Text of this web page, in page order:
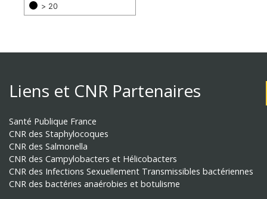
> 20
Liens et CNR Partenaires
Santé Publique France
CNR des Staphylocoques
CNR des Salmonella
CNR des Campylobacters et Hélicobacters
CNR des Infections Sexuellement Transmissibles bactériennes
CNR des bactéries anaérobies et botulisme